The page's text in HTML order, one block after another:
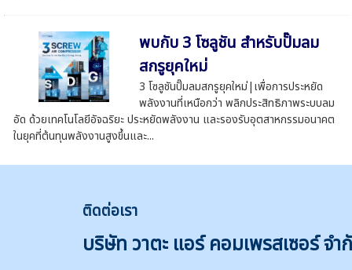
พบกับ 3 โซลูชัน สำหรับปั๊มลม
สกรูยุคใหม่
3 โซลูชันปั๊มลมสกรูยุคใหม่|เพื่อการประหยัด
พลังงานที่เหนือกว่า พลิกประสิทธิภาพระบบลม
อัด ด้วยเทคโนโลยีอัจฉริยะ ประหยัดพลังงาน และรองรับอุตสาหกรรมอนาคต
ในยุคที่ต้นทุนพลังงานสูงขึ้นและ...
ติดต่อเรา
บริษัท วาตะ แอร์ คอมเพรสเซอร์ จำ